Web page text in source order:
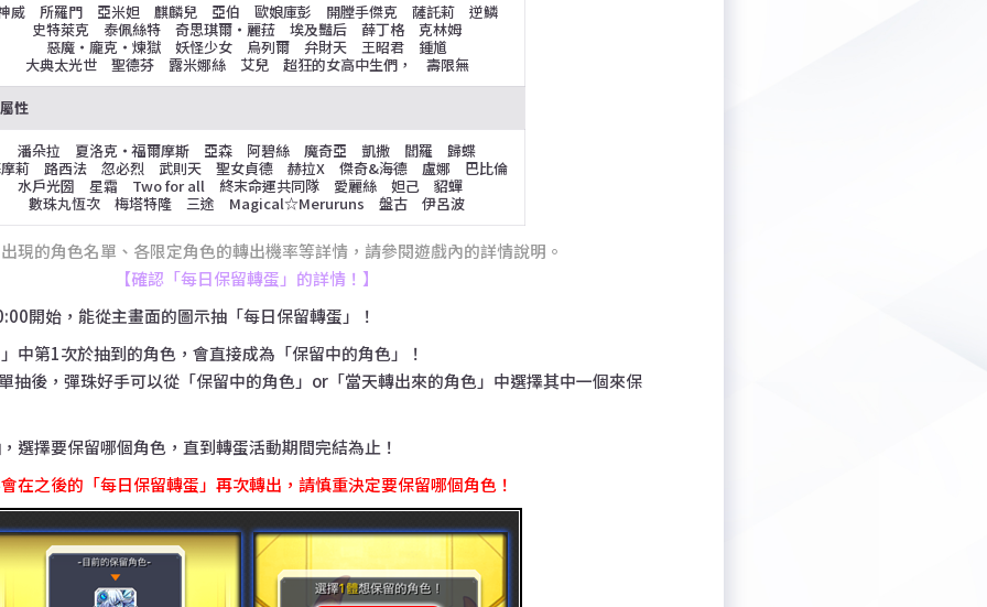
威 所羅門 亞米妲 麒麟兒 亞伯 歐娘庫彭 開膛手傑克 薩託莉 逆鱗
史特萊克 泰佩絲特 奇思琪爾・麗菈 埃及豔后 薛丁格 克林姆
惡魔・龐克・煉獄 妖怪少女 烏列爾 弁財天 王昭君 鍾馗
大典太光世 聖德芬 露米娜絲 艾兒 超狂的女高中生們， 壽限無
性
潘朵拉 夏洛克・福爾摩斯 亞森 阿碧絲 魔奇亞 凱撒 閻羅 歸蝶
莉 路西法 忽必烈 武則天 聖女貞德 赫拉X 傑奇&海德 盧娜 巴比倫
水戶光圀 星霜 Two for all 終末命運共同隊 愛麗絲 妲己 貂蟬
數珠丸恆次 梅塔特隆 三途 Magical☆Meruruns 盤古 伊呂波
現的角色名單、各限定角色的轉出機率等詳情，請參閱遊戲內的詳情說明。
【確認「每日保留轉蛋」的詳情！】
開始，能從主畫面的圖示抽「每日保留轉蛋」！
中第1次於抽到的角色，會直接成為「保留中的角色」！
抽後，彈珠好手可以從「保留中的角色」or「當天轉出來的角色」中選擇其中一個來保
選擇要保留哪個角色，直到轉蛋活動期間完結為止！
在之後的「每日保留轉蛋」再次轉出，請慎重決定要保留哪個角色！